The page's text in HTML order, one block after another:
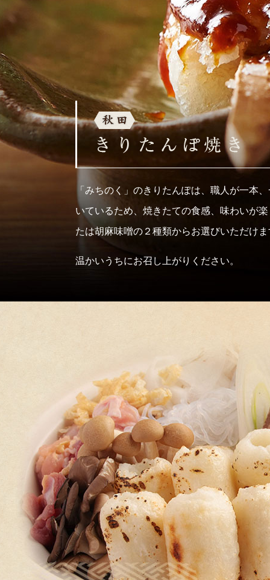
「みちのく」のきりたんぽは、職人が一本
いているため、焼きたての食感、味わいが
たは胡麻味噌の２種類からお選びいただけ
温かいうちにお召し上がりください。